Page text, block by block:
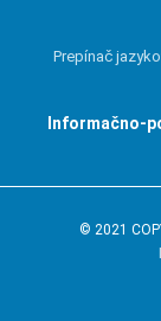
Prepínač
Informačno-
© 2021